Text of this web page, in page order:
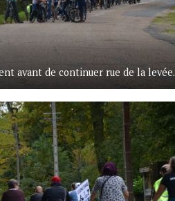
avant de continuer rue de la levée.